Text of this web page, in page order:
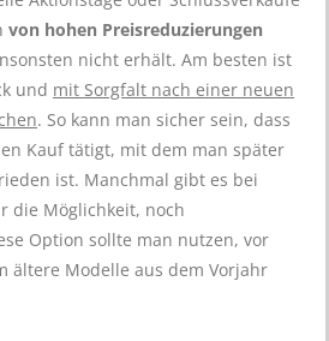
von hohen Preisreduzierungen
nicht erhält. Am besten ist
und mit Sorgfalt nach einer neuen
. So kann man sicher sein, dass
Kauf tätigt, mit dem man später
ist. Manchmal gibt es bei
die Möglichkeit, noch
Option sollte man nutzen, vor
ältere Modelle aus dem Vorjahr